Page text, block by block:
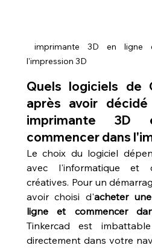
l'impression 3D
Quels logiciels de
après avoir
imprimante
commencer dans
Le choix du logiciel
avec l'informatique et
créatives. Pour un
avoir choisi d'acheter
ligne et commencer
Tinkercad est
directement dans votre